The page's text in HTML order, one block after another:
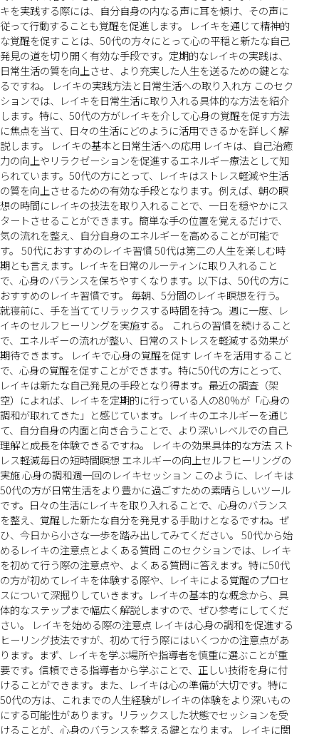
キを実践する際には、自分自身の内なる声に耳を傾け、その声に
従って行動することも覚醒を促進します。 レイキを通じて精神的
な覚醒を促すことは、50代の方々にとって心の平穏と新たな自己
発見の道を切り開く有効な手段です。定期的なレイキの実践は、
日常生活の質を向上させ、より充実した人生を送るための鍵とな
るですね。 レイキの実践方法と日常生活への取り入れ方 このセク
ションでは、レイキを日常生活に取り入れる具体的な方法を紹介
します。特に、50代の方がレイキを介して心身の覚醒を促す方法
に焦点を当て、日々の生活にどのように活用できるかを詳しく解
説します。 レイキの基本と日常生活への応用 レイキは、自己治癒
力の向上やリラクゼーションを促進するエネルギー療法として知
られています。50代の方にとって、レイキはストレス軽減や生活
の質を向上させるための有効な手段となります。例えば、朝の瞑
想の時間にレイキの技法を取り入れることで、一日を穏やかにス
タートさせることができます。簡単な手の位置を覚えるだけで、
気の流れを整え、自分自身のエネルギーを高めることが可能で
す。 50代におすすめのレイキ習慣 50代は第二の人生を楽しむ時
期とも言えます。レイキを日常のルーティンに取り入れること
で、心身のバランスを保ちやすくなります。以下は、50代の方に
おすすめのレイキ習慣です。 毎朝、5分間のレイキ瞑想を行う。
就寝前に、手を当ててリラックスする時間を持つ。週に一度、レ
イキのセルフヒーリングを実施する。 これらの習慣を続けること
で、エネルギーの流れが整い、日常のストレスを軽減する効果が
期待できます。 レイキで心身の覚醒を促す レイキを活用すること
で、心身の覚醒を促すことができます。特に50代の方にとって、
レイキは新たな自己発見の手段となり得ます。最近の調査（架
空）によれば、レイキを定期的に行っている人の80%が「心身の
調和が取れてきた」と感じています。レイキのエネルギーを通じ
て、自分自身の内面と向き合うことで、より深いレベルでの自己
理解と成長を体験できるですね。 レイキの効果具体的な方法 スト
レス軽減毎日の短時間瞑想 エネルギーの向上セルフヒーリングの
実施 心身の調和週一回のレイキセッション このように、レイキは
50代の方が日常生活をより豊かに過ごすための素晴らしいツール
です。日々の生活にレイキを取り入れることで、心身のバランス
を整え、覚醒した新たな自分を発見する手助けとなるですね。ぜ
ひ、今日から小さな一歩を踏み出してみてください。 50代から始
めるレイキの注意点とよくある質問 このセクションでは、レイキ
を初めて行う際の注意点や、よくある質問に答えます。特に50代
の方が初めてレイキを体験する際や、レイキによる覚醒のプロセ
スについて深掘りしていきます。レイキの基本的な概念から、具
体的なステップまで幅広く解説しますので、ぜひ参考にしてくだ
さい。 レイキを始める際の注意点 レイキは心身の調和を促進する
ヒーリング技法ですが、初めて行う際にはいくつかの注意点があ
ります。まず、レイキを学ぶ場所や指導者を慎重に選ぶことが重
要です。信頼できる指導者から学ぶことで、正しい技術を身に付
けることができます。また、レイキは心の準備が大切です。特に
50代の方は、これまでの人生経験がレイキの体験をより深いもの
にする可能性があります。リラックスした状態でセッションを受
けることが、心身のバランスを整える鍵となります。 レイキに関